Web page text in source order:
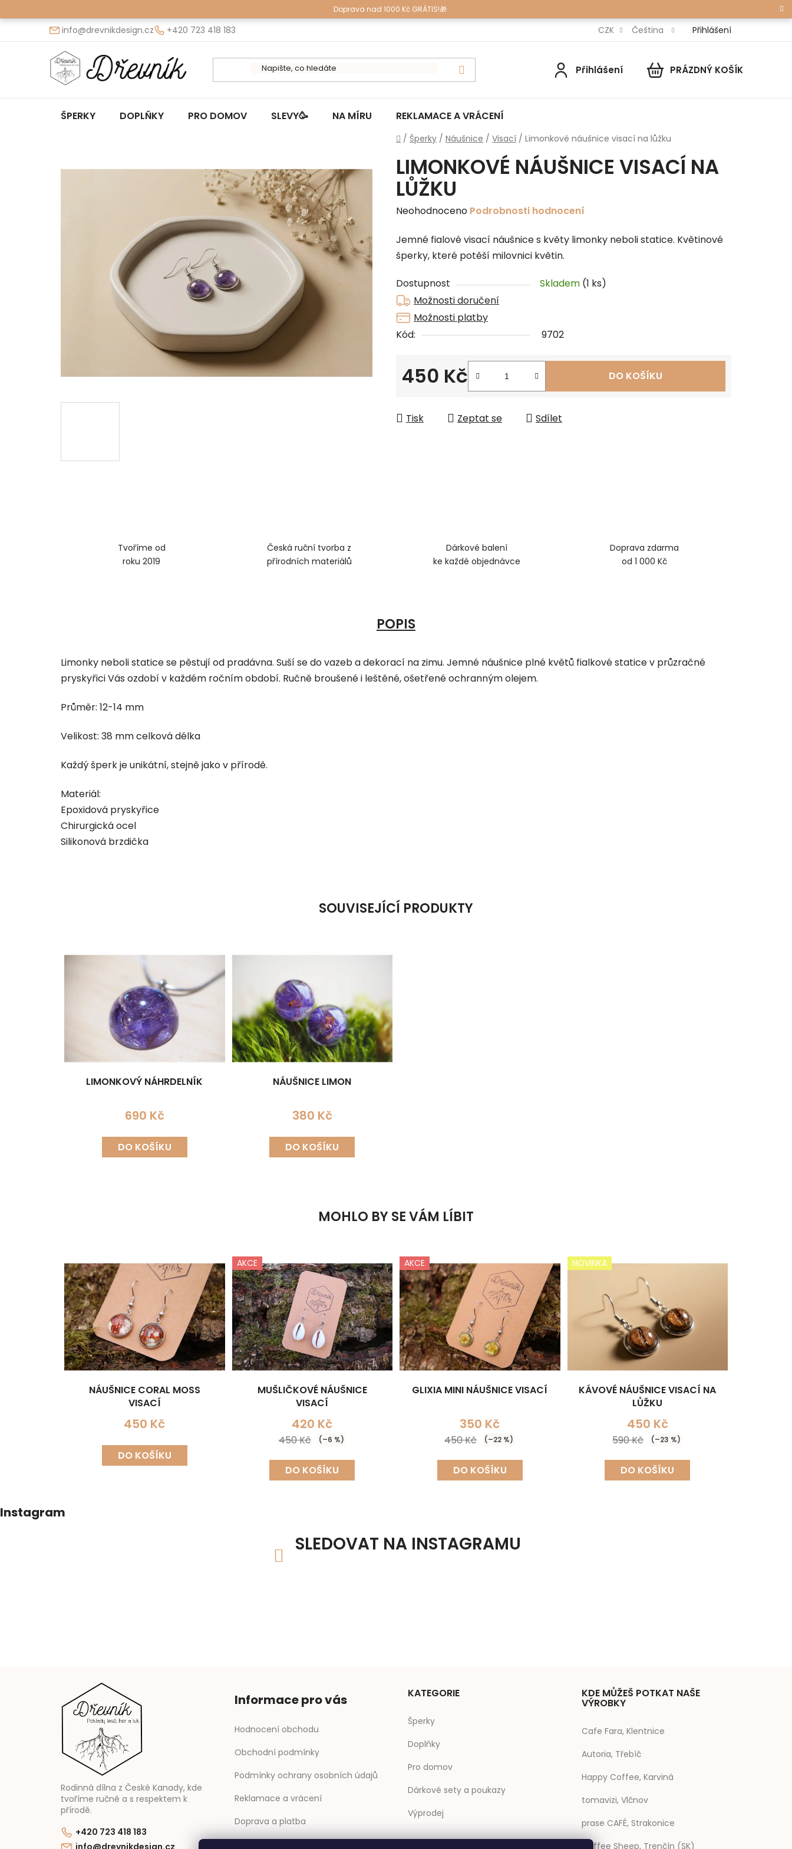
na
Doprava nad 1000 Kč GRÁTIS!🎁
info@drevnikdesign.cz +420 723 418 183 CZK Čeština Přihlášení
Přihlášení
NÁKUPNÍPRÁZDNÝ KOŠÍK
ŠPERKY DOPLŇKY PRO DOMOV SLEVY🥳 NA MÍRU REKLAMACE A VRÁCENÍ
Domů
/ Šperky / Náušnice / Visací / Limonkové náušnice visací na lůžku
LIMONKOVÉ NÁUŠNICE VISACÍ NA
LŮŽKU
Průměrné
produktu
je
z
5
hvězdiček.
Neohodnoceno Podrobnosti hodnocení
Jemné fialové visací náušnice s květy limonky neboli statice. Květinové
šperky, které potěší milovnici květin.
Dostupnost Skladem (1 ks)
Možnosti doručení
Možnosti platby
Kód:
9702
450 Kč DO KOŠÍKU
Tisk Zeptat se Sdílet
Tvoříme od
roku 2019
Česká ruční tvorba z
přírodních materiálů
Dárkové balení
ke každé objednávce
Doprava zdarma
od 1 000 Kč
POPIS
Limonky neboli statice se pěstují od pradávna. Suší se do vazeb a dekorací na zimu. Jemné náušnice plné květů fialkové statice v průzračné
pryskyřici Vás ozdobí v každém ročním období. Ručně broušené i leštěné, ošetřené ochranným olejem.
Průměr: 12-14 mm
Velikost: 38 mm celková délka
Každý šperk je unikátní, stejně jako v přírodě.
Materiál:
Epoxidová pryskyřice
Chirurgická ocel
Silikonová brzdička
SOUVISEJÍCÍ PRODUKTY
LIMONKOVÝ NÁHRDELNÍK
690 Kč
DO KOŠÍKU
NÁUŠNICE LIMON
380 Kč
DO KOŠÍKU
MOHLO BY SE VÁM LÍBIT
NÁUŠNICE CORAL MOSS
VISACÍ
450 Kč
DO KOŠÍKU
AKCE
MUŠLIČKOVÉ NÁUŠNICE
VISACÍ
420 Kč
450 Kč (–6 %)
DO KOŠÍKU
AKCE
GLIXIA MINI NÁUŠNICE VISACÍ
350 Kč
450 Kč (–22 %)
DO KOŠÍKU
NOVINKA
KÁVOVÉ NÁUŠNICE VISACÍ NA
LŮŽKU
450 Kč
590 Kč (–23 %)
DO KOŠÍKU
Instagram
SLEDOVAT NA INSTAGRAMU
Z
Rodinná dílna z České Kanady, kde
tvoříme ručně a s respektem k
přírodě.
+420 723 418 183
info@drevnikdesign.cz
Informace pro vás
Hodnocení obchodu
Obchodní podmínky
Podmínky ochrany osobních údajů
Reklamace a vrácení
Doprava a platba
KATEGORIE
Šperky
Doplňky
Pro domov
Dárkové sety a poukazy
Výprodej
KDE MŮŽEŠ POTKAT NAŠE
VÝROBKY
Cafe Fara, Klentnice
Autoria, Třebíč
Happy Coffee, Karviná
tomavizi, Vlčnov
prase CAFÉ, Strakonice
Coffee Sheep, Trenčín (SK)